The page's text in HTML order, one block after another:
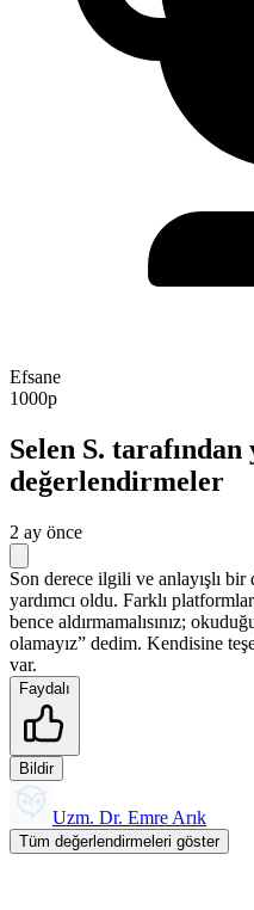
Efsane
1000p
Selen S. tarafından
değerlendirmeler
2 ay önce
Son derece ilgili ve anlayışlı
yardımcı oldu. Farklı
bence aldırmamalısınız;
olamayız” dedim. Kendisine
var.
Faydalı
Bildir
Uzm. Dr. Emre Arık
Tüm değerlendirmeleri göster